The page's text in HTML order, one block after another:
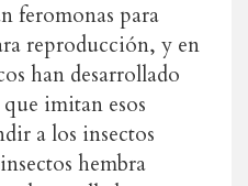
feromonas para
reproducción, y en
han desarrollado
imitan esos
a los insectos
hembra